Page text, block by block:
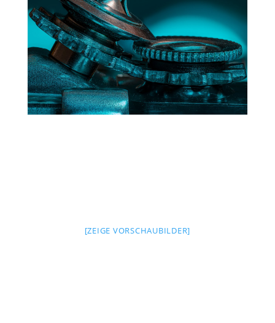
[ZEIGE VORSCHAUBILDER]